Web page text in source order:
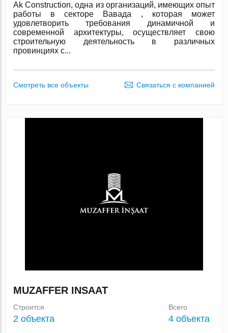
Ak Construction, одна из организаций, имеющих опыт
работы в секторе Вавада , которая может
удовлетворить требования динамичной и
современной архитектуры, осуществляет свою
строительную деятельность в различных
провинциях с...
Смотреть все объекты Связаться с компанией
MUZAFFER INSAAT
Строится
2 объекта
Всего
4 объекта